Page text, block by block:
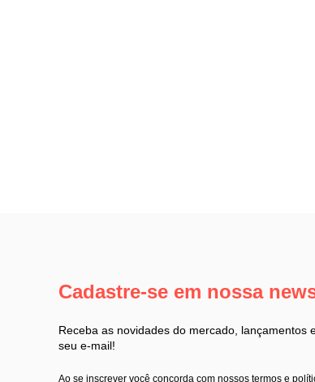
Cadastre-se em nossa
Receba as novidades do mercado,
seu e-mail!
Ao se inscrever você concorda com nossos termos e